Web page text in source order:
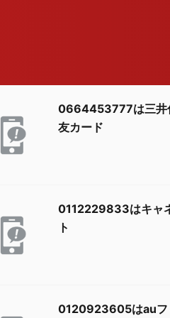
0664453777は三井
友カード
0112229833はキャ
ト
0120923605はauフ